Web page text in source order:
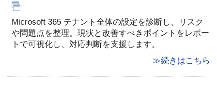
Microsoft 365 テナント全体の設定を診断し、リスク
や問題点を整理。現状と改善すべきポイントをレポー
トで可視化し、対応判断を支援します。
≫続きはこちら